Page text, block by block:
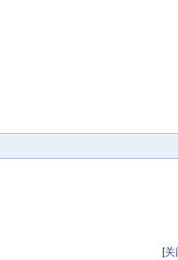
[关